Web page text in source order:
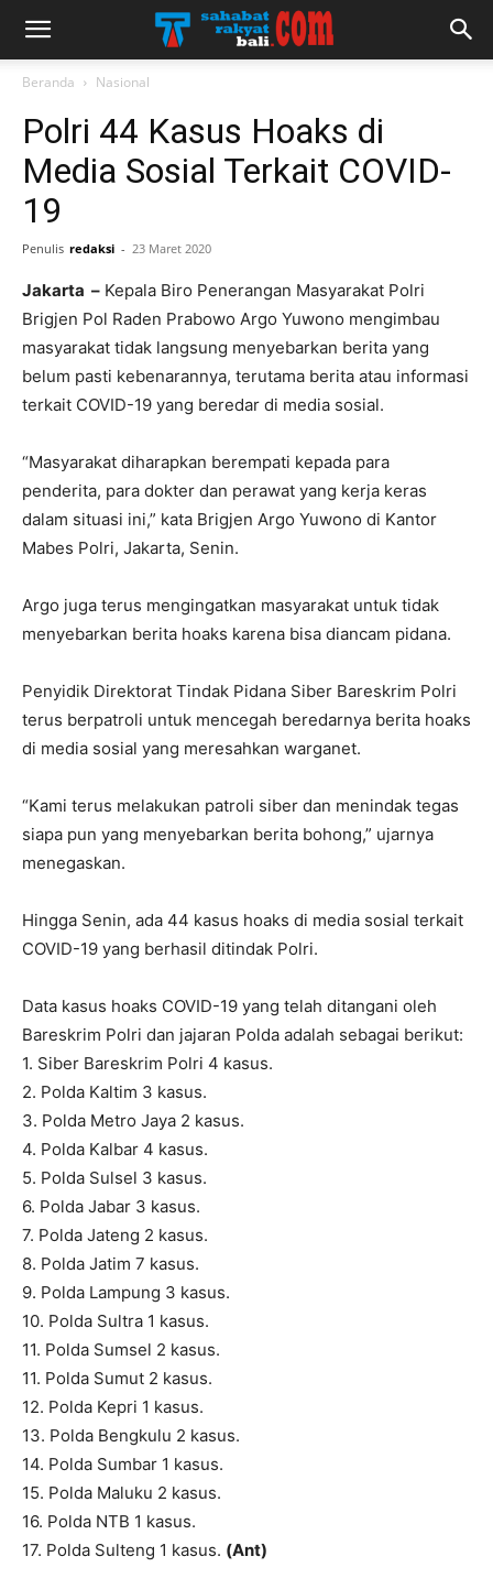
Beranda Nasional
Polri 44 Kasus Hoaks di
Media Sosial Terkait COVID-
19
Penulis redaksi - 23 Maret 2020
Jakarta – Kepala Biro Penerangan Masyarakat Polri
Brigjen Pol Raden Prabowo Argo Yuwono mengimbau
masyarakat tidak langsung menyebarkan berita yang
belum pasti kebenarannya, terutama berita atau informasi
terkait COVID-19 yang beredar di media sosial.
“Masyarakat diharapkan berempati kepada para
penderita, para dokter dan perawat yang kerja keras
dalam situasi ini,” kata Brigjen Argo Yuwono di Kantor
Mabes Polri, Jakarta, Senin.
Argo juga terus mengingatkan masyarakat untuk tidak
menyebarkan berita hoaks karena bisa diancam pidana.
Penyidik Direktorat Tindak Pidana Siber Bareskrim Polri
terus berpatroli untuk mencegah beredarnya berita hoaks
di media sosial yang meresahkan warganet.
“Kami terus melakukan patroli siber dan menindak tegas
siapa pun yang menyebarkan berita bohong,” ujarnya
menegaskan.
Hingga Senin, ada 44 kasus hoaks di media sosial terkait
COVID-19 yang berhasil ditindak Polri.
Data kasus hoaks COVID-19 yang telah ditangani oleh
Bareskrim Polri dan jajaran Polda adalah sebagai berikut:
1. Siber Bareskrim Polri 4 kasus.
2. Polda Kaltim 3 kasus.
3. Polda Metro Jaya 2 kasus.
4. Polda Kalbar 4 kasus.
5. Polda Sulsel 3 kasus.
6. Polda Jabar 3 kasus.
7. Polda Jateng 2 kasus.
8. Polda Jatim 7 kasus.
9. Polda Lampung 3 kasus.
10. Polda Sultra 1 kasus.
11. Polda Sumsel 2 kasus.
11. Polda Sumut 2 kasus.
12. Polda Kepri 1 kasus.
13. Polda Bengkulu 2 kasus.
14. Polda Sumbar 1 kasus.
15. Polda Maluku 2 kasus.
16. Polda NTB 1 kasus.
17. Polda Sulteng 1 kasus. (Ant)